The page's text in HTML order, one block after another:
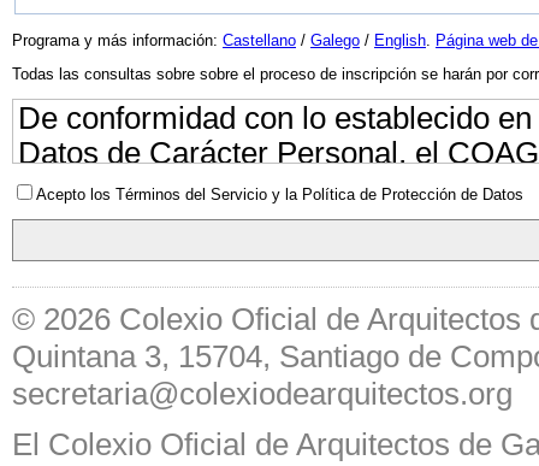
Programa y más información: Castellano / Galego / English Página web
Todas las consultas sobre sobre el proceso de inscripción se harán por
De conformidad con lo establecido
Datos de Carácter Personal, el
los ficheros del COAG de los datos
motivo de la solicitud y concertación
de cualesquiera otros datos de
los que tenga acceso por causa de
consecuencia de los procesos
COAG podrá efectuar el tratamiento,
datos de carácter personal,
cuenta, y siempre sin perjuicio del
Acepto los Términos del Servicio y la Política de Protección de Datos
© 2026 Colexio Oficial de Arquitectos
Quintana 3, 15704, Santiago de
secretaria@colexiodearquitectos.org
El Colexio Oficial de Arquitectos de